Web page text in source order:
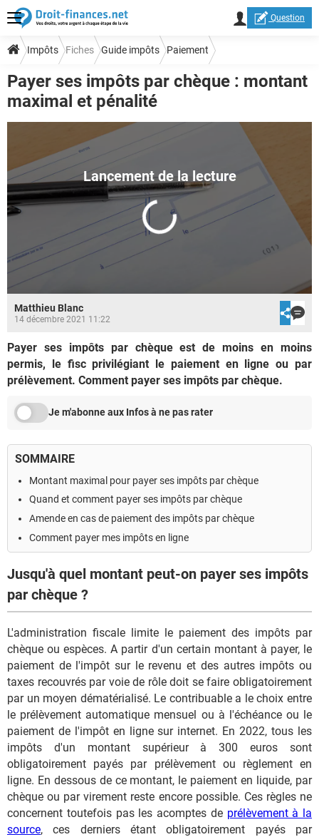
Question
Impôts Fiches Guide impôts Paiement
Payer ses impôts par chèque : montant
maximal et pénalité
Matthieu Blanc
14 décembre 2021 11:22
Payer ses impôts par chèque est de moins en moins
permis, le fisc privilégiant le paiement en ligne ou par
prélèvement. Comment payer ses impôts par chèque.
Je m'abonne aux Infos à ne pas rater
SOMMAIRE
Montant maximal pour payer ses impôts par chèque
Quand et comment payer ses impôts par chèque
Amende en cas de paiement des impôts par chèque
Comment payer mes impôts en ligne
Jusqu'à quel montant peut-on payer ses impôts
par chèque ?
L'administration fiscale limite le paiement des impôts par
chèque ou espèces. A partir d'un certain montant à payer, le
paiement de l'impôt sur le revenu et des autres impôts ou
taxes recouvrés par voie de rôle doit se faire obligatoirement
par un moyen dématérialisé. Le contribuable a le choix entre
le prélèvement automatique mensuel ou à l'échéance ou le
paiement de l'impôt en ligne sur internet. En 2022, tous les
impôts d'un montant supérieur à 300 euros sont
obligatoirement payés par prélèvement ou règlement en
ligne. En dessous de ce montant, le paiement en liquide, par
chèque ou par virement reste encore possible. Ces règles ne
concernent toutefois pas les acomptes de prélèvement à la
source, ces derniers étant obligatoirement payés par